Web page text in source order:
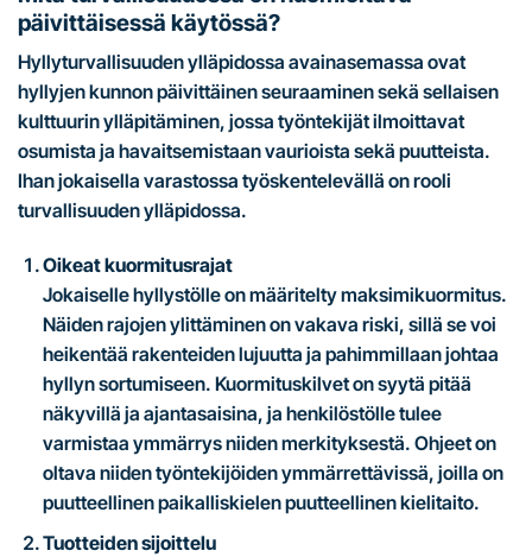
päivittäisessä käytössä?
Hyllyturvallisuuden ylläpidossa avainasemassa ovat
hyllyjen kunnon päivittäinen seuraaminen sekä sellaisen
kulttuurin ylläpitäminen, jossa työntekijät ilmoittavat
osumista ja havaitsemistaan vaurioista sekä puutteista.
Ihan jokaisella varastossa työskentelevällä on rooli
turvallisuuden ylläpidossa.
Oikeat kuormitusrajat
Jokaiselle hyllystölle on määritelty maksimikuormitus.
Näiden rajojen ylittäminen on vakava riski, sillä se voi
heikentää rakenteiden lujuutta ja pahimmillaan johtaa
hyllyn sortumiseen. Kuormituskilvet on syytä pitää
näkyvillä ja ajantasaisina, ja henkilöstölle tulee
varmistaa ymmärrys niiden merkityksestä. Ohjeet on
oltava niiden työntekijöiden ymmärrettävissä, joilla on
puutteellinen paikalliskielen puutteellinen kielitaito.
Tuotteiden sijoittelu